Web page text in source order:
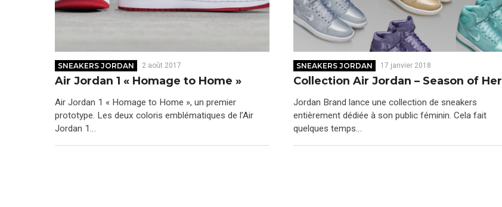
SNEAKERS JORDAN 2 août 2017
Air Jordan 1 « Homage to Home »
Air Jordan 1 « Homage to Home », un premier
prototype. Les deux coloris emblématiques de l’Air
Jordan 1…
SNEAKERS JORDAN 17 janvier 2018
Collection Air Jordan – Season of Her
Jordan Brand lance une collection de sneakers
entièrement dédiée à son public féminin. Cela fait
quelques temps…